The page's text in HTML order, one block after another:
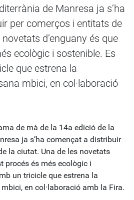
de Manresa ja s’ha
per comerços i entitats de
d’enguany és que
ecològic i sostenible. Es
que estrena la
mbici, en col·laboració
de mà de la 14a edició de la
ja s’ha començat a distribuir
la ciutat. Una de les novetats
procés és més ecològic i
un tricicle que estrena la
en col·laboració amb la Fira.